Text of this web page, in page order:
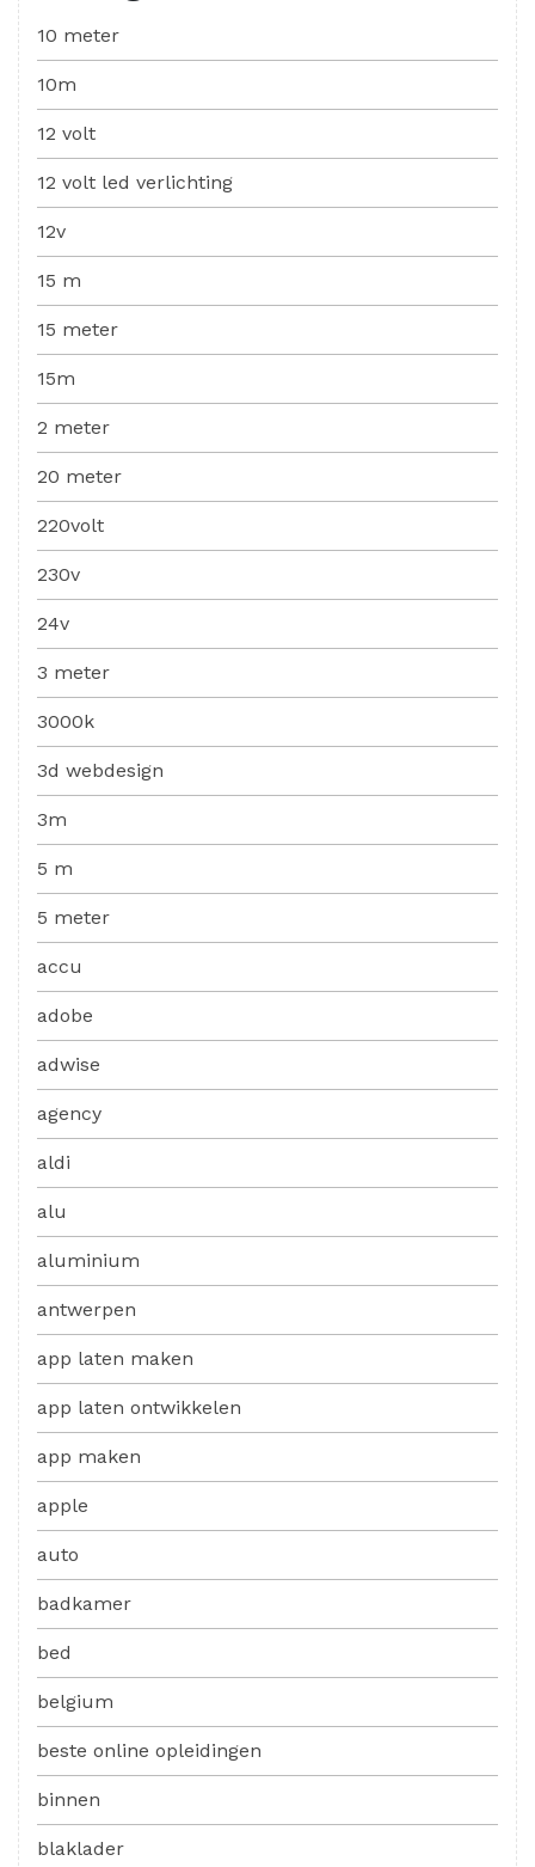
10 meter
10m
12 volt
12 volt led verlichting
12v
15 m
15 meter
15m
2 meter
20 meter
220volt
230v
24v
3 meter
3000k
3d webdesign
3m
5 m
5 meter
accu
adobe
adwise
agency
aldi
alu
aluminium
antwerpen
app laten maken
app laten ontwikkelen
app maken
apple
auto
badkamer
bed
belgium
beste online opleidingen
binnen
blaklader